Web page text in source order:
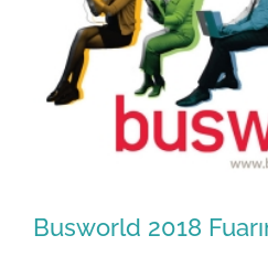
Busworld 2018